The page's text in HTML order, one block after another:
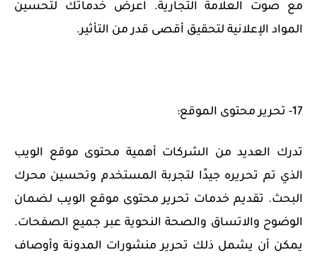
مع صوت العلامة التجارية. اعرض خدماتك لتحسين
المواد الإعلانية لتحقيق أقصى قدر من التأثير.
17- تحرير محتوى الموقع:
تدرك العديد من الشركات أهمية محتوى موقع الويب
الذي تم تحريره جيدًا لتجربة المستخدم وتحسين محرك
البحث. تقديم خدمات تحرير محتوى موقع الويب لضمان
الوضوح والاتساق والصحة النحوية عبر جميع الصفحات.
يمكن أن يشمل ذلك تحرير منشورات المدونة وأوصاف